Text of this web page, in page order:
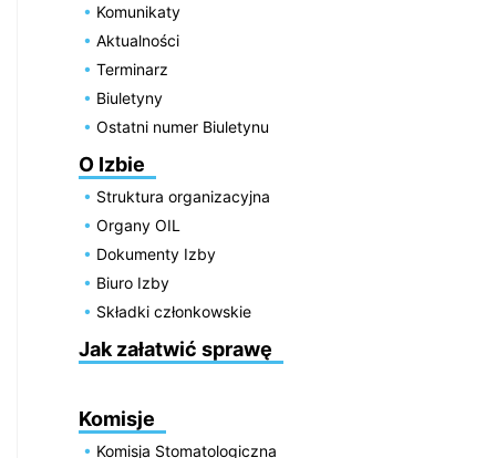
Komunikaty
Aktualności
Terminarz
Biuletyny
Ostatni numer Biuletynu
O Izbie
Struktura organizacyjna
Organy OIL
Dokumenty Izby
Biuro Izby
Składki członkowskie
Jak załatwić sprawę
Komisje
Komisja Stomatologiczna